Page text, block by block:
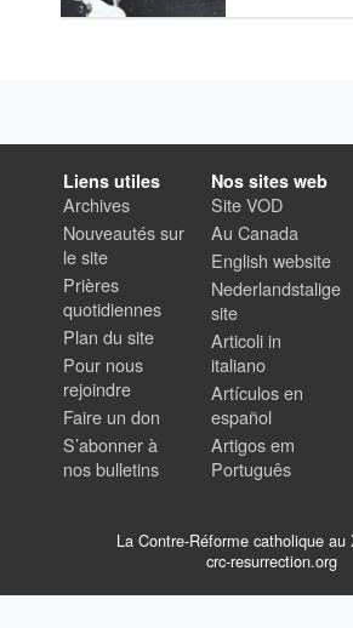
Liens utiles
Archives
Nouveautés sur
le site
Prières
quotidiennes
Plan du site
Pour nous
rejoindre
Faire un don
S’abonner à
nos bulletins
Nos sites web
Site VOD
Au Canada
English website
Nederlandstalige
site
Articoli in
italiano
Artículos en
español
Artigos em
Português
La Contre-Réforme catholique au
crc-resurrection.org